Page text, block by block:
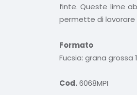
finte. Queste lime
permette di lavorare
Formato
Fucsia: grana grossa
Cod.6068MPI